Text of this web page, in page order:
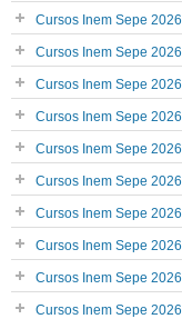
Cursos Inem Sepe 2026
Cursos Inem Sepe 2026
Cursos Inem Sepe 2026
Cursos Inem Sepe 2026
Cursos Inem Sepe 2026
Cursos Inem Sepe 2026
Cursos Inem Sepe 2026
Cursos Inem Sepe 2026
Cursos Inem Sepe 2026
Cursos Inem Sepe 2026